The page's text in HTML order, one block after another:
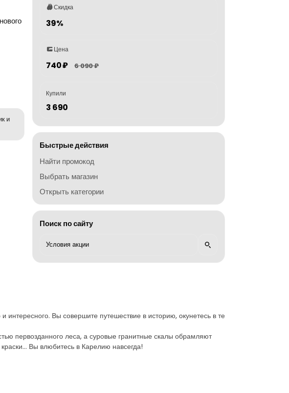
и
Скидка
39%
Цена
740 ₽ 6 090 ₽
Купили
3 690
Быстрые действия
Найти промокод
Выбрать магазин
Открыть категории
Поиск по сайту
интересного. Вы совершите путешествие в историю, окунетесь в те
первозданного леса, а суровые гранитные скалы обрамляют
Вы влюбитесь в Карелию навсегда!